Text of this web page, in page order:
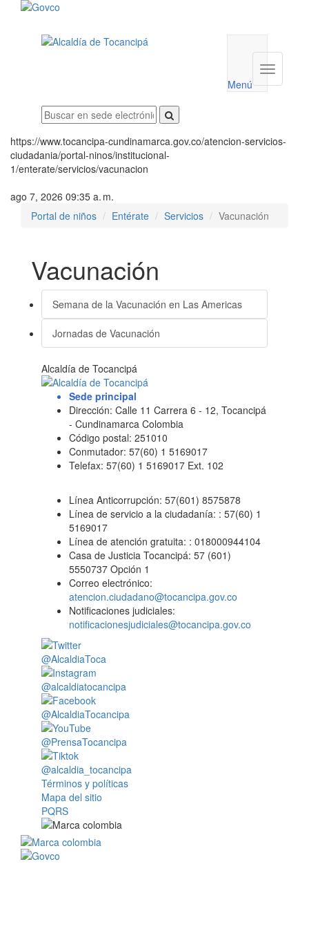
utilidades
Menú
Menú
https://www.tocancipa-cundinamarca.gov.co/atencion-servicios-
ciudadania/portal-ninos/institucional-
1/enterate/servicios/vacunacion
ago 7, 2026 09:35 a. m.
Portal de niños
Entérate Servicios Vacunación
Vacunación
Semana de la Vacunación en Las Americas
Jornadas de Vacunación
Alcaldía de Tocancipá
Sede principal
Dirección: Calle 11 Carrera 6 - 12, Tocancipá
- Cundinamarca Colombia
Código postal: 251010
Conmutador: 57(60) 1 5169017
Telefax: 57(60) 1 5169017 Ext. 102
Línea Anticorrupción: 57(601) 8575878
Línea de servicio a la ciudadanía: : 57(60) 1
5169017
Línea de atención gratuita: : 018000944104
Casa de Justicia Tocancipá: 57 (601)
5550737 Opción 1
Correo electrónico:
atencion.ciudadano@tocancipa.gov.co
Notificaciones judiciales:
notificacionesjudiciales@tocancipa.gov.co
@AlcaldiaToca
@alcaldiatocancipa
@AlcaldiaTocancipa
@PrensaTocancipa
@alcaldia_tocancipa
Términos y políticas
Mapa del sitio
PQRS